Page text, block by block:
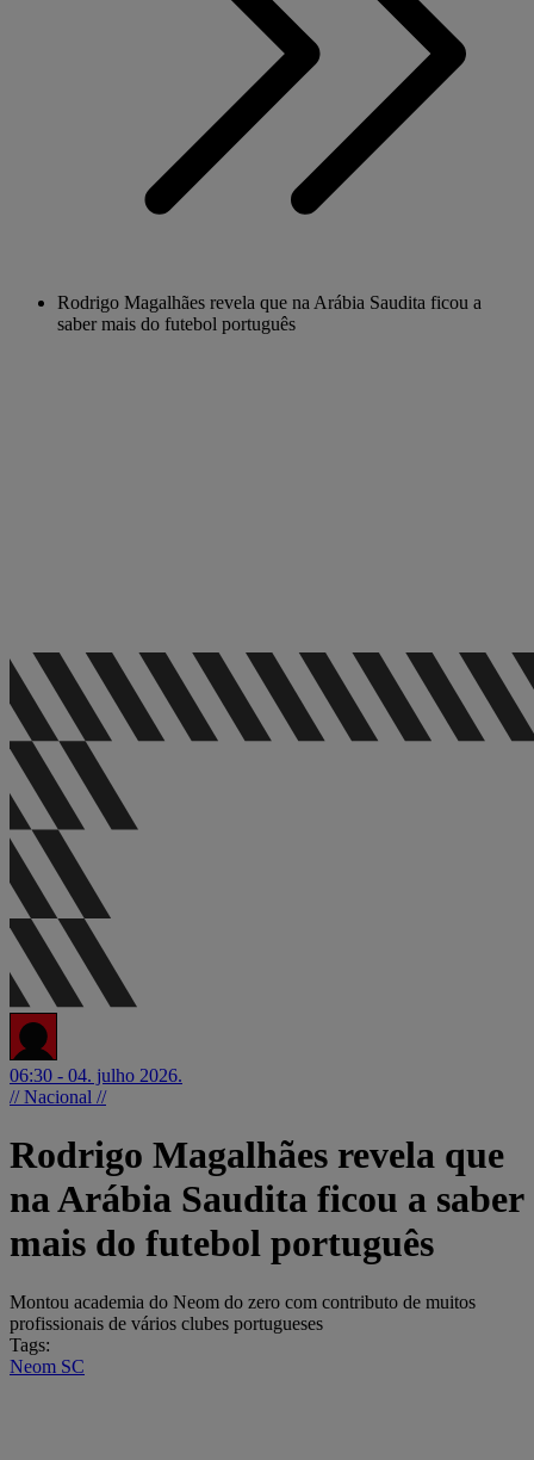
Rodrigo Magalhães revela que na Arábia Saudita ficou a
saber mais do futebol português
06:30 - 04. julho 2026.
// Nacional //
Rodrigo Magalhães revela que
na Arábia Saudita ficou a saber
mais do futebol português
Montou academia do Neom do zero com contributo de muitos
profissionais de vários clubes portugueses
Tags:
Neom SC